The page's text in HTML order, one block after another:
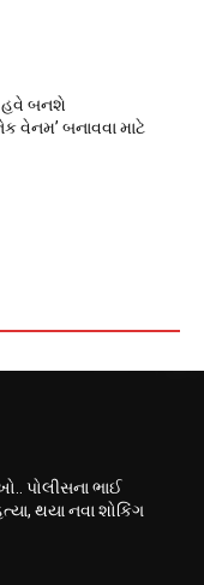
હવે બનશે
વેનમ’ બનાવવા માટે
પોલીસના ભાઈ
થયા નવા શોકિંગ